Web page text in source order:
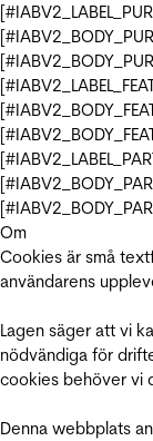
Om
Cookies är små
användarens
Lagen säger att vi
nödvändiga för
cookies behöver vi
Denna webbplats